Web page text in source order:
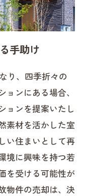
手助け
り、四季折々の
ンにある場合、
ョンを提案いたし
素材を活かした室
い住まいとして再
境に興味を持つ若
を受ける可能性が
物件の売却は、決